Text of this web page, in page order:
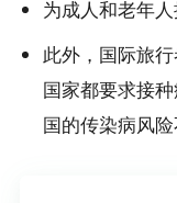
为成人和老年
此外，国际旅
国家都要求接
国的传染病风险